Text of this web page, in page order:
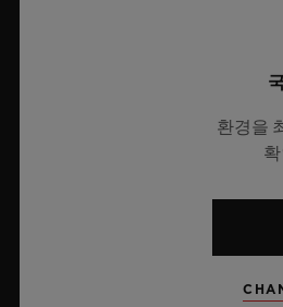
2026년 7월 8일, 니옹 – 사파이어 워
이며 다시 한번 워치메이킹의 한계를
투명한 사파이어로 제작된 이번 모델
력과 탁월한 디자인 역량을 보여주는
름 하늘이 주는 자유롭고 광활한 감성
환경을